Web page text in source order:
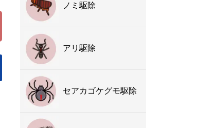
ノミ駆除
アリ駆除
セアカゴケグモ駆除